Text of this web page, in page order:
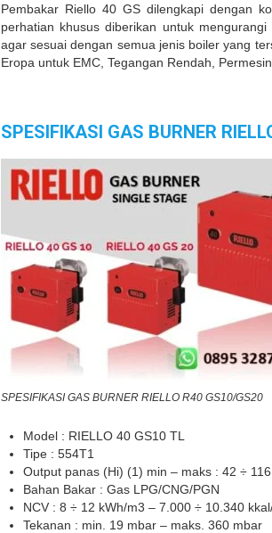
Pembakar Riello 40 GS dilengkapi dengan
perhatian khusus diberikan untuk
agar sesuai dengan semua jenis boiler yang
Eropa untuk EMC, Tegangan Rendah,
SPESIFIKASI GAS BURNER
SPESIFIKASI GAS BURNER RIELLO R40 GS10/GS20
Model : RIELLO 40 GS10 TL
Tipe : 554T1
Output panas (Hi) (1) min – maks : 42 ÷
Bahan Bakar : Gas LPG/CNG/PGN
NCV : 8 ÷ 12 kWh/m3 – 7.000 ÷ 10.340
Tekanan : min. 19 mbar – maks. 360 mbar